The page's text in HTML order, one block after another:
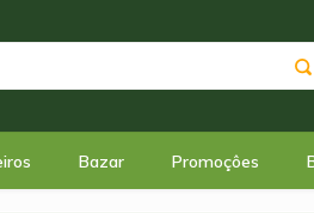
Bazar Promoçôes